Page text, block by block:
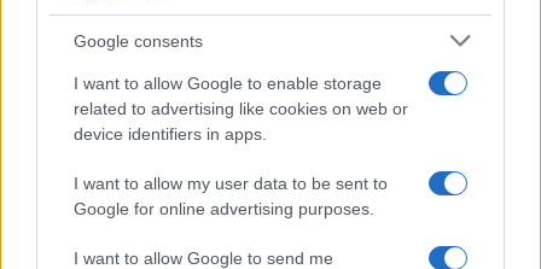
Google consents
I want to allow Google to enable storage
related to advertising like cookies on web or
device identifiers in apps.
I want to allow my user data to be sent to
Google for online advertising purposes.
I want to allow Google to send me
Ricevi le nostre ultime news
daGoogle News
Condividi l'articolo
S